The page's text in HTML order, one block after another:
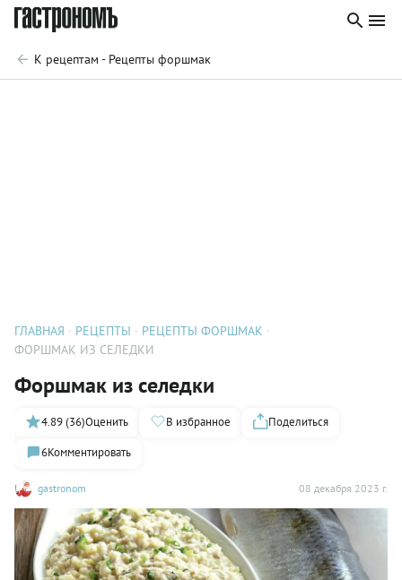
К рецептам - Рецепты форшмак
ГЛАВНАЯ РЕЦЕПТЫ
РЕЦЕПТЫ ФОРШМАК
ФОРШМАК ИЗ СЕЛЕДКИ
Форшмак из селедки
gastronom 08 декабря 2023 г.
4.89 (36)Оценить В избранное
Поделиться
6Комментировать